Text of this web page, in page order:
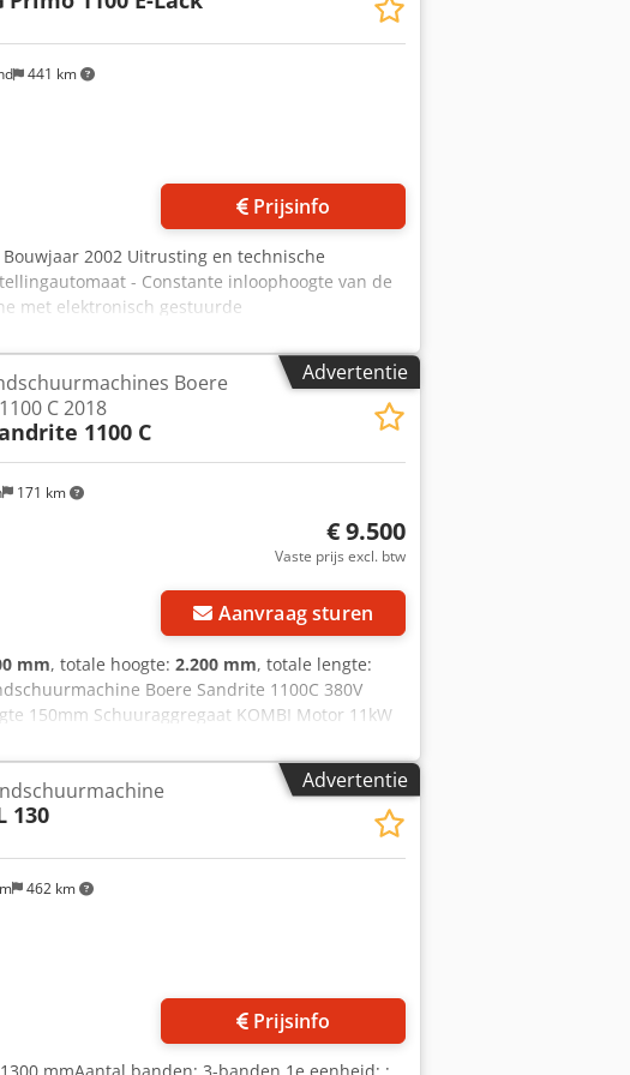
441 km
Prijsinfo
2002 Uitrusting en technische
- Constante inloophoogte van de
met elektronisch gestuurde
volgens korrelgrootte - Segmentslijpmachine
elektrische verstelling via digitaal display -
900 mm Dsdpfx Aiozq Hiws Uekr - Motor 11
15 m/min, traploos regelbaar via omvormer - 2
met raam - Afmetingen circa 1460 x 1550 x
2026 Opslaglocatie: Nedersaksen
Advertentie
171 km
Boere
C 2018
1100 C
€ 9.500
Vaste prijs excl. btw
Aanvraag sturen
mm, totale hoogte: 2.200 mm, totale lengte:
Boere Sandrite 1100C 380V
150mm Schuuraggregaat KOMBI Motor 11kW
Gewicht 1850kg. - Bouwjaar: 2018 -
- CE certificaat aanwezig: Nee - Serienummer:
U Dmex Ai Uekr - - Schuurbandlengte
wals [mm]: 150 - - Motorvermogen [kW]: 15 -
- Max. werkhoogte [mm]: 152 - Doorvoermotor
[m/min]: 8 - Voltage [V]: 400 -
15.6 - Transportafmetingen: 1900mm x
- Transportcolli [st.]: 1 Financiële informatie
verrekenbaar voor ondernemers Levering en
Diebels
Advertentie
462 km
130
Prijsinfo
1300 mmAantal banden: 3-banden 1e eenheid: :